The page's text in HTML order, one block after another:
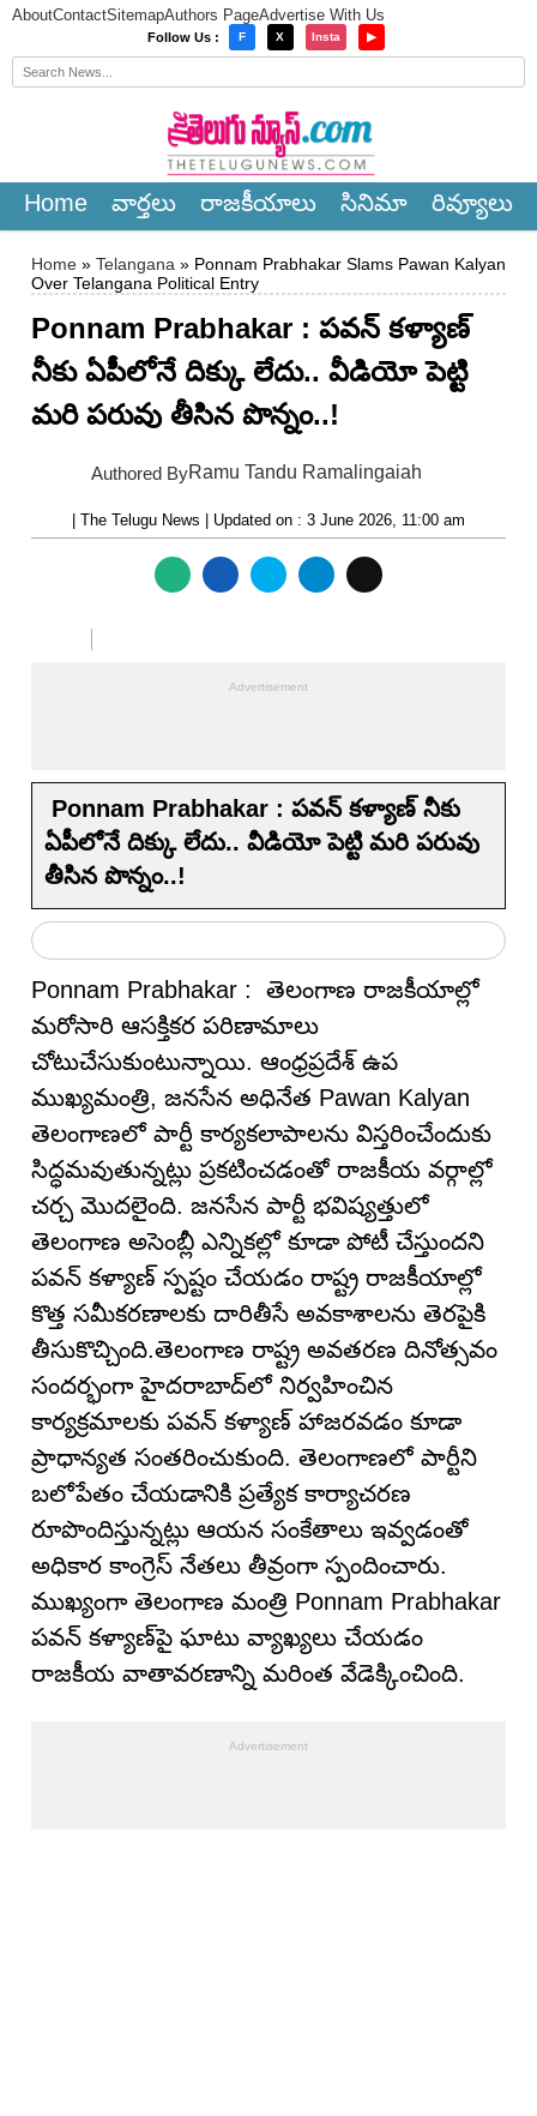
AboutContactSitemapAuthors PageAdvertise With Us
Follow Us : F X Insta ▶
Home వార్త‌లు రాజ‌కీయాలు సినిమా రివ్యూలు
Home » Telangana » Ponnam Prabhakar Slams Pawan Kalyan
Over Telangana Political Entry
Ponnam Prabhakar : ప‌వ‌న్ క‌ళ్యాణ్
నీకు ఏపీలోనే దిక్కు లేదు.. వీడియో పెట్టి
మ‌రి ప‌రువు తీసిన పొన్నం..!
Authored ByRamu Tandu Ramalingaiah
| The Telugu News | Updated on : 3 June 2026, 11:00 am
Ponnam Prabhakar : ప‌వ‌న్ క‌ళ్యాణ్ నీకు
ఏపీలోనే దిక్కు లేదు.. వీడియో పెట్టి మ‌రి ప‌రువు
తీసిన పొన్నం..!
Ponnam Prabhakar : తెలంగాణ రాజకీయాల్లో
మరోసారి ఆసక్తికర పరిణామాలు
చోటుచేసుకుంటున్నాయి. ఆంధ్రప్రదేశ్ ఉప
ముఖ్యమంత్రి, జనసేన అధినేత Pawan Kalyan
తెలంగాణలో పార్టీ కార్యకలాపాలను విస్తరించేందుకు
సిద్ధమవుతున్నట్లు ప్రకటించడంతో రాజకీయ వర్గాల్లో
చర్చ మొదలైంది. జనసేన పార్టీ భవిష్యత్తులో
తెలంగాణ అసెంబ్లీ ఎన్నికల్లో కూడా పోటీ చేస్తుందని
పవన్ కళ్యాణ్ స్పష్టం చేయడం రాష్ట్ర రాజకీయాల్లో
కొత్త సమీకరణాలకు దారితీసే అవకాశాలను తెరపైకి
తీసుకొచ్చింది.తెలంగాణ రాష్ట్ర అవతరణ దినోత్సవం
సందర్భంగా హైదరాబాద్‌లో నిర్వహించిన
కార్యక్రమాలకు పవన్ కళ్యాణ్ హాజరవడం కూడా
ప్రాధాన్యత సంతరించుకుంది. తెలంగాణలో పార్టీని
బలోపేతం చేయడానికి ప్రత్యేక కార్యాచరణ
రూపొందిస్తున్నట్లు ఆయన సంకేతాలు ఇవ్వడంతో
అధికార కాంగ్రెస్ నేతలు తీవ్రంగా స్పందించారు.
ముఖ్యంగా తెలంగాణ మంత్రి Ponnam Prabhakar
పవన్ కళ్యాణ్‌పై ఘాటు వ్యాఖ్యలు చేయడం
రాజకీయ వాతావరణాన్ని మరింత వేడెక్కించింది.